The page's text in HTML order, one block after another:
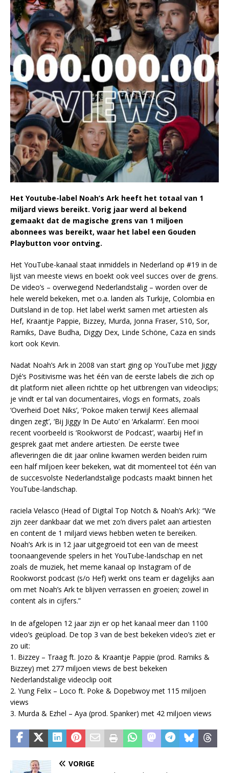
Het Youtube-label Noah’s Ark heeft het totaal van 1
miljard views bereikt. Vorig jaar werd al bekend
gemaakt dat de magische grens van 1 miljoen
abonnees was bereikt, waar het label een Gouden
Playbutton voor ontving.
Het YouTube-kanaal staat inmiddels in Nederland op #19 in de
lijst van meeste views en boekt ook veel succes over de grens.
De video’s – overwegend Nederlandstalig – worden over de
hele wereld bekeken, met o.a. landen als Turkije, Colombia en
Duitsland in de top. Het label werkt samen met artiesten als
Hef, Kraantje Pappie, Bizzey, Murda, Jonna Fraser, S10, Sor,
Ramiks, Dave Budha, Diggy Dex, Linde Schöne, Caza en sinds
kort ook Kevin.
Nadat Noah’s Ark in 2008 van start ging op YouTube met Jiggy
Djé’s Positivisme was het één van de eerste labels die zich op
dit platform niet alleen richtte op het uitbrengen van videoclips;
je vindt er tal van documentaires, vlogs en formats, zoals
‘Overheid Doet Niks’, ‘Pokoe maken terwijl Kees allemaal
dingen zegt’, ‘Bij Jiggy In De Auto’ en ‘Arkalarm’. Een mooi
recent voorbeeld is ‘Rookworst de Podcast’, waarbij Hef in
gesprek gaat met andere artiesten. De eerste twee
afleveringen die dit jaar online kwamen werden beiden ruim
een half miljoen keer bekeken, wat dit momenteel tot één van
de succesvolste Nederlandstalige podcasts maakt binnen het
YouTube-landschap.
raciela Velasco (Head of Digital Top Notch & Noah’s Ark): “We
zijn zeer dankbaar dat we met zo’n divers palet aan artiesten
en content de 1 miljard views hebben weten te bereiken.
Noah’s Ark is in 12 jaar uitgegroeid tot een van de meest
toonaangevende spelers in het YouTube-landschap en net
zoals de muziek, het meme kanaal op Instagram of de
Rookworst podcast (s/o Hef) werkt ons team er dagelijks aan
om met Noah’s Ark te blijven verrassen en groeien; zowel in
content als in cijfers.”
In de afgelopen 12 jaar zijn er op het kanaal meer dan 1100
video’s geüpload. De top 3 van de best bekeken video’s ziet er
zo uit:
1. Bizzey – Traag ft. Jozo & Kraantje Pappie (prod. Ramiks &
Bizzey) met 277 miljoen views de best bekeken
Nederlandstalige videoclip ooit
2. Yung Felix – Loco ft. Poke & Dopebwoy met 115 miljoen
views
3. Murda & Ezhel – Aya (prod. Spanker) met 42 miljoen views
VORIGE